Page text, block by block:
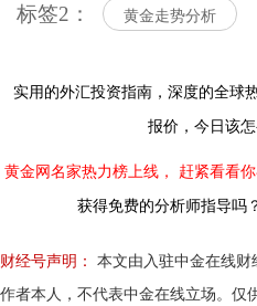
标签2： 黄金走势分析
实用的外汇投资指南， 深度的全球
报价，今日该
黄金网名家热力榜上线， 赶紧看看
获得免费的分析师指导吗
财经号声明：
本文由入驻中金在线
作者本人，不代表中金在线立场。仅